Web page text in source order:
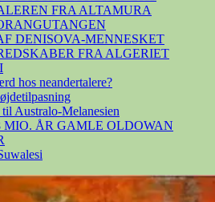
FRA ALTAMURA
DENISOVA-MENNESKET
FRA ALGERIET
hos neandertalere?
Australo-Melanesien
MIO. ÅR GAMLE OLDOWAN